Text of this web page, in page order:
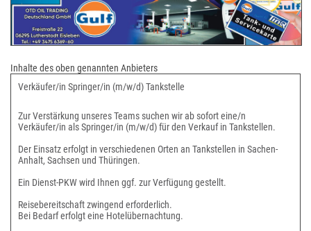
Inhalte des oben genannten Anbieters
Verkäufer/in Springer/in (m/w/d) Tankstelle
Zur Verstärkung unseres Teams suchen wir ab sofort eine/n
Verkäufer/in als Springer/in (m/w/d) für den Verkauf in Tankstellen.
Der Einsatz erfolgt in verschiedenen Orten an Tankstellen in Sachen-
Anhalt, Sachsen und Thüringen.
Ein Dienst-PKW wird Ihnen ggf. zur Verfügung gestellt.
Reisebereitschaft zwingend erforderlich.
Bei Bedarf erfolgt eine Hotelübernachtung.